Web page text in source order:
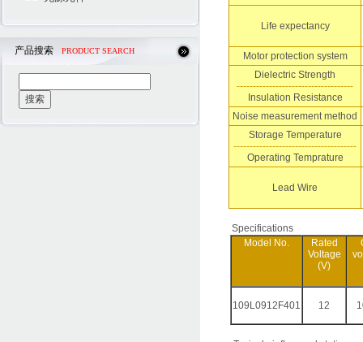
产品搜索 PRODUCT SEARCH
Life expectancy
Motor protection system
Dielectric Strength
------------------------------------
Insulation Resistance
Noise measurement method
Storage Temperature
--------------------------------------
Operating Temprature
Lead Wire
Specifications
Model No.
Rated
Voltage
(V)
109L0912F401 12